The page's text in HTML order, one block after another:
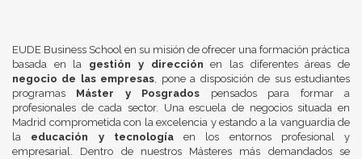
EUDE Business School en su misión de ofrecer una formación práctica
basada en la gestión y dirección en las diferentes áreas de
negocio de las empresas, pone a disposición de sus estudiantes
programas Máster y Posgrados pensados para formar a
profesionales de cada sector. Una escuela de negocios situada en
Madrid comprometida con la excelencia y estando a la vanguardia de
la educación y tecnologíaen los entornos profesional y
empresarial. Dentro de nuestros Másteres más demandados se